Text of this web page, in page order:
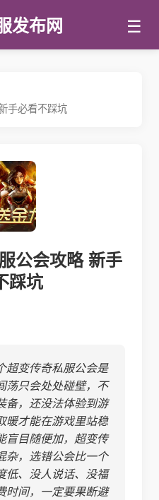
发布网 ☰
手必看不踩坑
公会攻略 新手
踩坑
超变传奇私服公会是
荡只会处处碰壁，不
备，还没法体验到游
暖才能在游戏里站稳
盲目随便加，超变传
杂，选错公会比一个
低、没人说话、没福
时间，一定要果断避